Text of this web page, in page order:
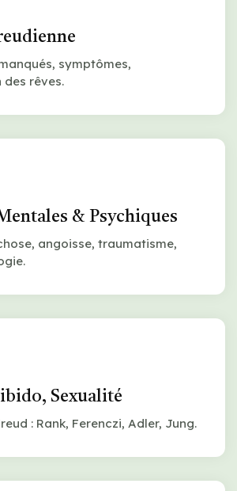
symptômes,
rêves.
& Psychiques
angoisse, traumatisme,
Sexualité
: Rank, Ferenczi, Adler, Jung.